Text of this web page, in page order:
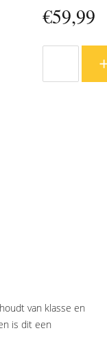
€59,99
van klasse en
is dit een